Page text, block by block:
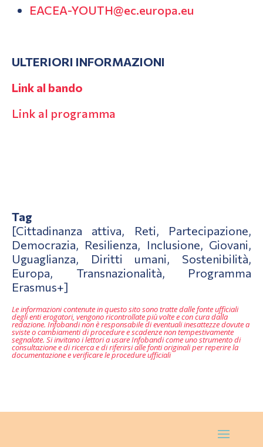
EACEA-YOUTH@ec.europa.eu
ULTERIORI INFORMAZIONI
Link al bando
Link al programma
Tag
[Cittadinanza attiva, Reti, Partecipazione,
Democrazia, Resilienza, Inclusione, Giovani,
Uguaglianza, Diritti umani, Sostenibilità,
Europa, Transnazionalità, Programma
Erasmus+]
Le informazioni contenute in questo sito sono tratte dalle fonte ufficiali
degli enti erogatori, vengono ricontrollate più volte e con cura dalla
redazione. Infobandi non è responsabile di eventuali inesattezze dovute a
sviste o cambiamenti di procedure e scadenze non tempestivamente
segnalate. Si invitano i lettori a usare Infobandi come uno strumento di
consultazione e di ricerca e di riferirsi alle fonti originali per reperire la
documentazione e verificare le procedure ufficiali